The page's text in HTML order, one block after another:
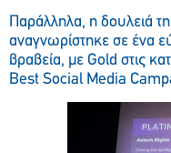
Παράλληλα, η δουλειά
αναγνωρίστηκε σε ένα
βραβεία, με Gold στις
Best Social Media